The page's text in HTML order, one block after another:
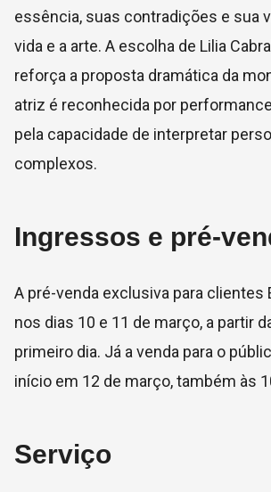
essência, suas contradições e sua
vida e a arte. A escolha de Lilia
reforça a proposta dramática da
atriz é reconhecida por
pela capacidade de interpretar
complexos.
Ingressos e pré-
A pré-venda exclusiva para clientes
nos dias 10 e 11 de março, a partir
primeiro dia. Já a venda para o
início em 12 de março, também às
Serviço